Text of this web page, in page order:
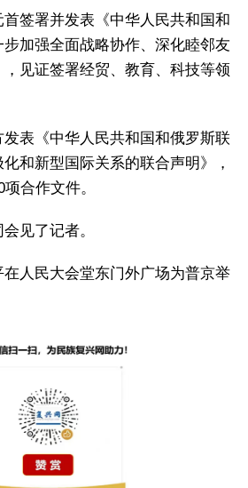
签署并发表《中华人民共和国和
加强全面战略协作、深化睦邻友
见证签署经贸、教育、科技等领
表《中华人民共和国和俄罗斯联
和新型国际关系的联合声明》，
合作文件。
见了记者。
人民大会堂东门外广场为普京举